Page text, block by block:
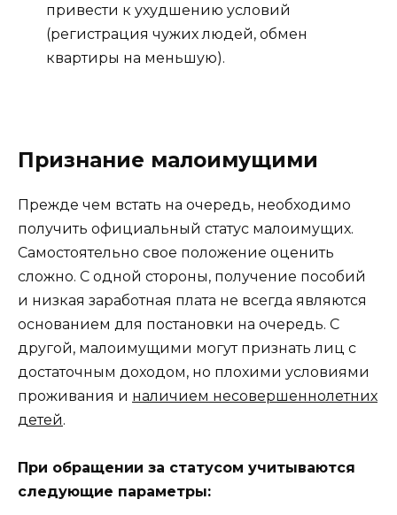
привести к ухудшению условий
(регистрация чужих людей, обмен
квартиры на меньшую).
Признание малоимущими
Прежде чем встать на очередь, необходимо
получить официальный статус малоимущих.
Самостоятельно свое положение оценить
сложно. С одной стороны, получение пособий
и низкая заработная плата не всегда являются
основанием для постановки на очередь. С
другой, малоимущими могут признать лиц с
достаточным доходом, но плохими условиями
проживания и наличием несовершеннолетних
детей.
При обращении за статусом учитываются
следующие параметры: